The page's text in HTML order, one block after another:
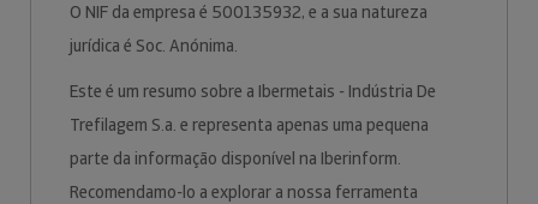
O NIF da empresa é 500135932, e a sua natureza
jurídica é Soc. Anónima.
Este é um resumo sobre a Ibermetais - Indústria De
Trefilagem S.a. e representa apenas uma pequena
parte da informação disponível na Iberinform.
Recomendamo-lo a explorar a nossa ferramenta